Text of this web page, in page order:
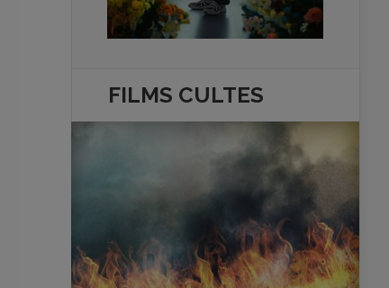
FILMS CULTES